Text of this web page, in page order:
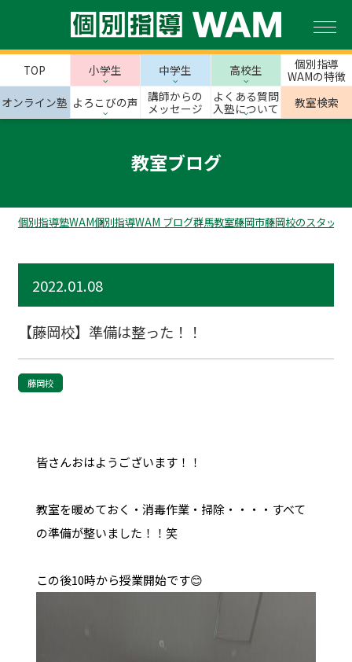
TOP 小学生 中学生 高校生
個別指導
WAMの特徴
オンライン塾 よろこびの声
講師からの
メッセージ
よくある質問
入塾について
教室検索
教室ブログ
個別指導塾WAM個別指導WAM ブログ群馬教室藤岡市藤岡校のスタッフ
2022.01.08
【藤岡校】準備は整った！！
藤岡校
皆さんおはようございます！！
教室を暖めておく・消毒作業・掃除・・・・すべて
の準備が整いました！！笑
この後10時から授業開始です😊